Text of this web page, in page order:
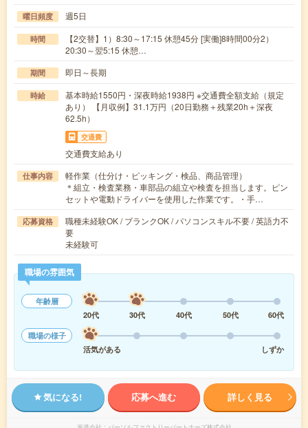
曜日頻度 週5日
時間
【2交替】1）8:30～17:15 休憩45分 [実働]8時間00分2）
20:30～翌5:15 休憩…
期間 即日～長期
時給
基本時給1550円・深夜時給1938円 ※交通費全額支給（規定
あり） 【月収例】31.1万円（20日勤務＋残業20h＋深夜
62.5h）
交通費
交通費支給あり
仕事内容
軽作業（仕分け・ピッキング・検品、商品管理）
＊組立・検査業務・車部品の組立や検査を担当します。ピン
セットや電動ドライバーを使用した作業です。・手…
応募資格
職種未経験OK / ブランクOK / パソコンスキル不要 / 英語力不
要
未経験可
職場の雰囲気
年齢層
20代
30代 40代 50代
60代
職場の様子
活気がある
しずか
気になる! 応募へ進む 詳しく見る